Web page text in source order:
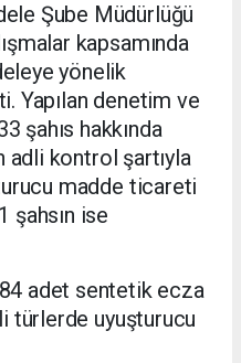
Şube Müdürlüğü
kapsamında
yönelik
Yapılan denetim ve
şahıs hakkında
adli kontrol şartıyla
madde ticareti
şahsın ise
adet sentetik ecza
türlerde uyuşturucu